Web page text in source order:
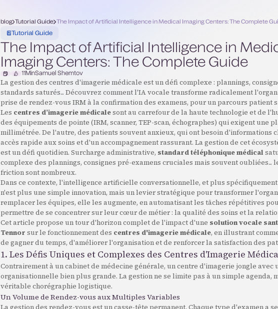
blog Tutorial Guide The Impact of Artificial Intelligence in Medical Imaging Centers: The Complete
Tutorial Guide
The Impact of Artificial Intelligence in
Imaging Centers: The Complete Guide
11MinSamuel Shemtov
La gestion des centres d'imagerie médicale est un défi complexe : plannings,
standards saturés... Découvrez comment l'IA vocale transforme radicalement
prise de rendez-vous IRM à la confirmation des examens, pour un parcours patient
Les centres d’imagerie médicalesont au carrefour de la haute technologie et de
des équipements de pointe (IRM, scanner, TEP-scan, échographes) qui exigent une
millimétrée. De l'autre, des patients souvent anxieux, qui ont besoin d'informations
accès rapide aux soins et d'un accompagnement rassurant. La gestion de cet
est un défi quotidien. Surcharge administrative, standard téléphonique médical
complexe des plannings, consignes pré-examens cruciales mais souvent oubliées...
friction sont nombreux.
Dans ce contexte, l'intelligence artificielle conversationnelle, et plus
n'est plus une simple innovation, mais un levier stratégique pour transformer
remplacer les équipes, elle les augmente, en automatisant les tâches répétitives
permettre de se concentrer sur leur cœur de métier : la qualité des soins et la
Cet article propose un tour d'horizon complet de l'impact d'une solution vocale
Tennor sur le fonctionnement des centres d'imagerie médicale, en illustrant
de gagner du temps, d'améliorer l'organisation et de renforcer la satisfaction des
1. Les Défis Uniques et Complexes des Centres d'Imagerie
Contrairement à un cabinet de médecine générale, un centre d'imagerie jongle avec
organisationnelle bien plus grande. La gestion ne se limite pas à un simple agenda,
véritable chorégraphie logistique.
Un Volume de Rendez-vous aux Multiples Variables